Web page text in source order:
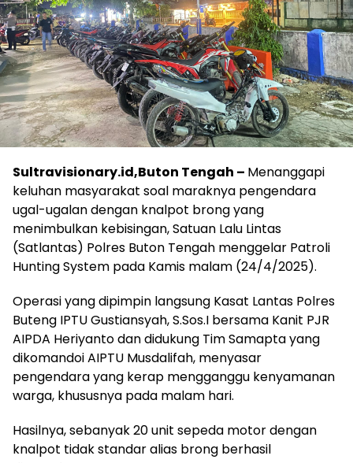
Sultravisionary.id,Buton Tengah – Menanggapi
keluhan masyarakat soal maraknya pengendara
ugal-ugalan dengan knalpot brong yang
menimbulkan kebisingan, Satuan Lalu Lintas
(Satlantas) Polres Buton Tengah menggelar Patroli
Hunting System pada Kamis malam (24/4/2025).
Operasi yang dipimpin langsung Kasat Lantas Polres
Buteng IPTU Gustiansyah, S.Sos.I bersama Kanit PJR
AIPDA Heriyanto dan didukung Tim Samapta yang
dikomandoi AIPTU Musdalifah, menyasar
pengendara yang kerap mengganggu kenyamanan
warga, khususnya pada malam hari.
Hasilnya, sebanyak 20 unit sepeda motor dengan
knalpot tidak standar alias brong berhasil